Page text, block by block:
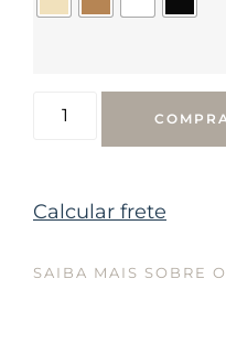
Calcular frete
SAIBA MAIS SOBRE